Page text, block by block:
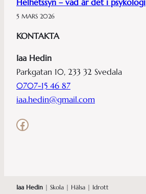
Helhetssyn – vad är det i psykologi
5 MARS 2026
KONTAKTA
Iaa Hedin
Parkgatan 10, 233 32 Svedala
0707-15 46 87
iaa.hedin@gmail.com
Facebook
Iaa Hedin | Skola | Hälsa | Idrott